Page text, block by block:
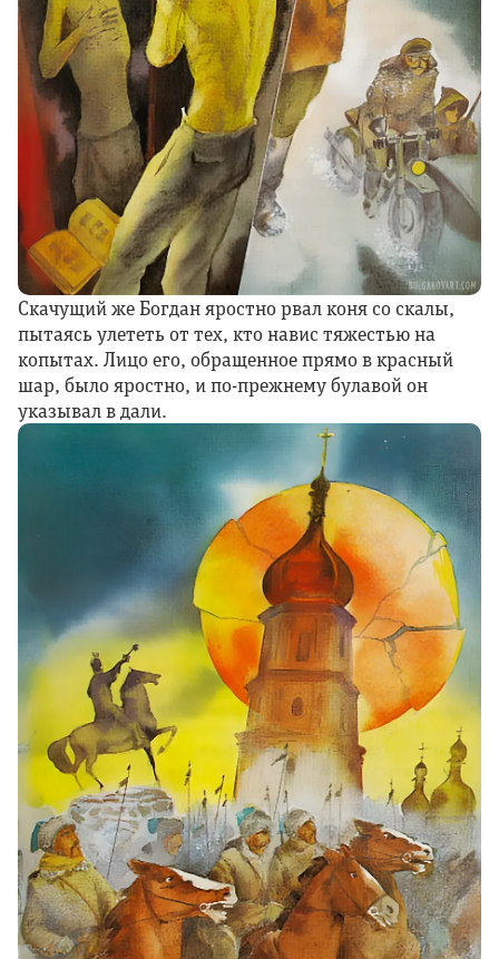
Скачущий же Богдан яростно рвал коня со скалы,
пытаясь улететь от тех, кто навис тяжестью на
копытах. Лицо его, обращенное прямо в красный
шар, было яростно, и по-прежнему булавой он
указывал в дали.